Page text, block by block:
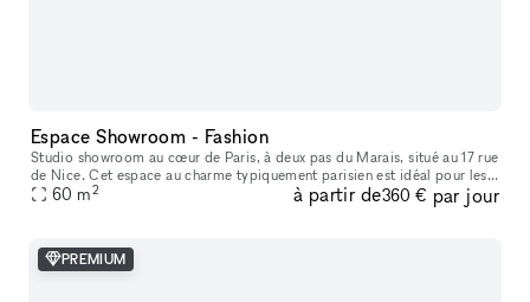
Espace Showroom - Fashion
Studio showroom au cœur de Paris, à deux pas du Marais, situé au 17 rue
de Nice. Cet espace au charme typiquement parisien est idéal pour les
showrooms, présentations de collections, pop-ups et événe
60 m2 à partir de360 € par jour
PREMIUM